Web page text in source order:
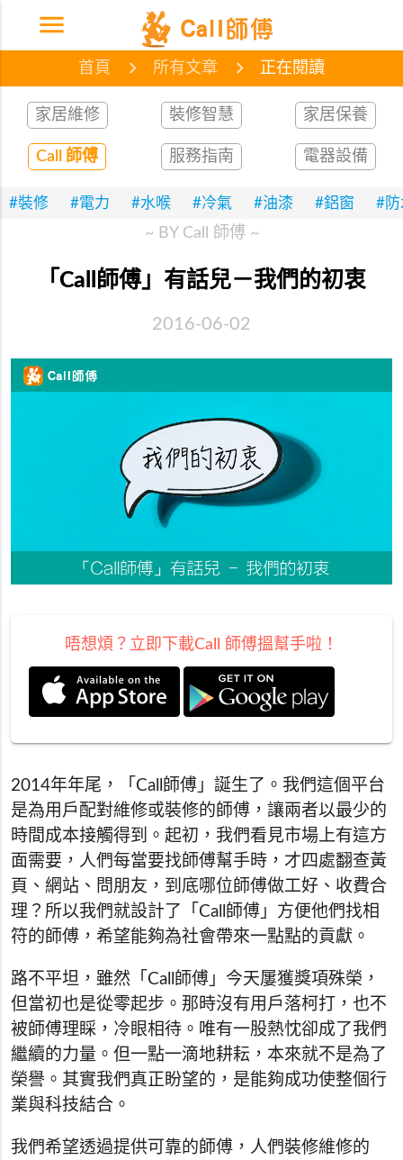
menu 首頁 網誌 文章
首頁 所有文章 正在閱讀
家居維修 裝修智慧 家居保養
Call 師傅 服務指南 電器設備
#裝修 #電力 #水喉 #冷氣 #油漆 #鋁窗 #防
~ BY Call 師傅 ~
「Call師傅」有話兒－我們的初衷
2016-06-02
唔想煩？立即下載Call 師傅搵幫手啦！
2014年年尾，「Call師傅」誕生了。我們這個平台
是為用戶配對維修或裝修的師傅，讓兩者以最少的
時間成本接觸得到。起初，我們看見市場上有這方
面需要，人們每當要找師傅幫手時，才四處翻查黃
頁、網站、問朋友，到底哪位師傅做工好、收費合
理？所以我們就設計了「Call師傅」方便他們找相
符的師傅，希望能夠為社會帶來一點點的貢獻。
路不平坦，雖然「Call師傅」今天屢獲獎項殊榮，
但當初也是從零起步。那時沒有用戶落柯打，也不
被師傅理睬，冷眼相待。唯有一股熱忱卻成了我們
繼續的力量。但一點一滴地耕耘，本來就不是為了
榮譽。其實我們真正盼望的，是能夠成功使整個行
業與科技結合。
我們希望透過提供可靠的師傅，人們裝修維修的